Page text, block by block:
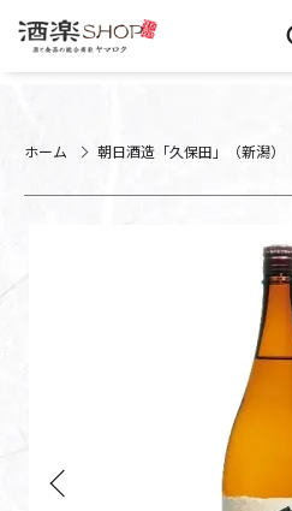
ホーム 朝日酒造「久保田」（新潟）
Previous